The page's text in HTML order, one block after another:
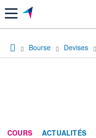
Menu
Bourse Devises
COURS ACTUALITÉS